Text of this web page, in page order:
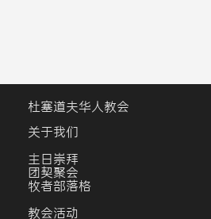
杜塞道夫华人教会
关于我们
主日崇拜
团契聚会
牧者部落格
教会活动